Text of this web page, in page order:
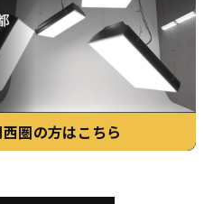
圏の方はこちら